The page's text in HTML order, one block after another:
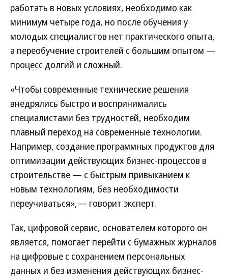
работать в новых условиях, необходимо как
минимум четыре года, но после обучения у
молодых специалистов нет практического опыта,
а переобучение строителей с большим опытом —
процесс долгий и сложный.
«Чтобы современные технические решения
внедрялись быстро и воспринимались
специалистами без трудностей, необходим
плавный переход на современные технологии.
Например, создание программных продуктов для
оптимизации действующих бизнес-процессов в
строительстве — с быстрым привыканием к
новым технологиям, без необходимости
переучиваться»,— говорит эксперт.
Так, цифровой сервис, основателем которого он
является, помогает перейти с бумажных журналов
на цифровые с сохранением персональных
данных и без изменения действующих бизнес-